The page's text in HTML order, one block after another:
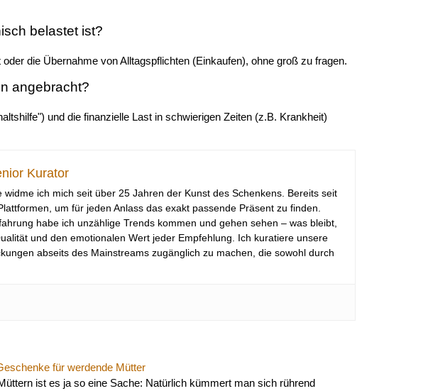
belastet ist?
die Übernahme von Alltagspflichten (Einkaufen), ohne groß zu fragen.
angebracht?
und die finanzielle Last in schwierigen Zeiten (z.B. Krankheit)
Kurator
ich mich seit über 25 Jahren der Kunst des Schenkens. Bereits seit
um für jeden Anlass das exakt passende Präsent zu finden.
habe ich unzählige Trends kommen und gehen sehen – was bleibt,
und den emotionalen Wert jeder Empfehlung. Ich kuratiere unsere
abseits des Mainstreams zugänglich zu machen, die sowohl durch
für werdende Mütter
ist es ja so eine Sache: Natürlich kümmert man sich rührend